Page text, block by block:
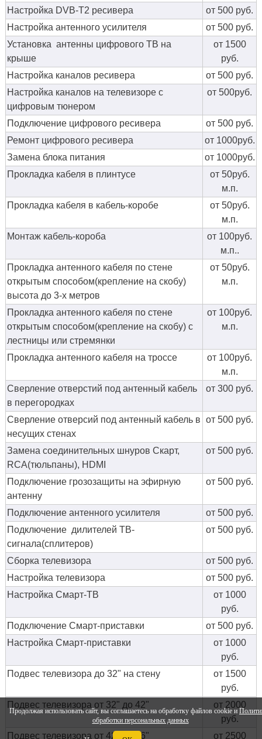
Продолжая использовать сайт, вы соглашаетесь на обработку файлов cookie и
обработки персональных данных
Настройка DVB-T2 ресивера
от 500 руб.
Настройка антенного усилителя
от 500 руб.
Установка антенны цифрового ТВ на
крыше
от 1500
руб.
Настройка каналов ресивера
от 500 руб.
Настройка каналов на телевизоре с
цифровым тюнером
от 500руб.
Подключение цифрового ресивера
от 500 руб.
Ремонт цифрового ресивера
от 1000руб.
Замена блока питания
от 1000руб.
Прокладка кабеля в плинтусе
от 50руб.
м.п.
Прокладка кабеля в кабель-коробе
от 50руб.
м.п.
Монтаж кабель-короба
от 100руб.
м.п..
Прокладка антенного кабеля по стене
открытым способом(крепление на скобу)
высота до 3-х метров
от 50руб.
м.п.
Прокладка антенного кабеля по стене
открытым способом(крепление на скобу) с
лестницы или стремянки
от 100руб.
м.п.
Прокладка антенного кабеля на троссе
от 100руб.
м.п.
Сверление отверстий под антенный кабель
в перегородках
от 300 руб.
Сверление отверсий под антенный кабель в
несущих стенах
от 500 руб.
Замена соединительных шнуров Скарт,
RCA(тюльпаны), HDMI
от 500 руб.
Подключение грозозащиты на эфирную
антенну
от 500 руб.
Подключение антенного усилителя
от 500 руб.
Подключение дилителей ТВ-
сигнала(сплитеров)
от 500 руб.
Сборка телевизора
от 500 руб.
Настройка телевизора
от 500 руб.
Настройка Смарт-ТВ
от 1000
руб.
Подключение Смарт-приставки
от 500 руб.
Настройка Смарт-приставки
от 1000
руб.
Подвес телевизора до 32" на стену
от 1500
руб.
Подвес телевизора от 32" до 42"
от 2000
руб.
Подвес телевизора от 42" до 56"
от 2500